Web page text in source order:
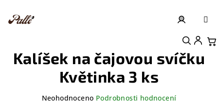
obsah
Přihlášení
Kalíšek na čajovou svíčku
Květinka 3 ks
Neohodnoceno Podrobnosti hodnocení